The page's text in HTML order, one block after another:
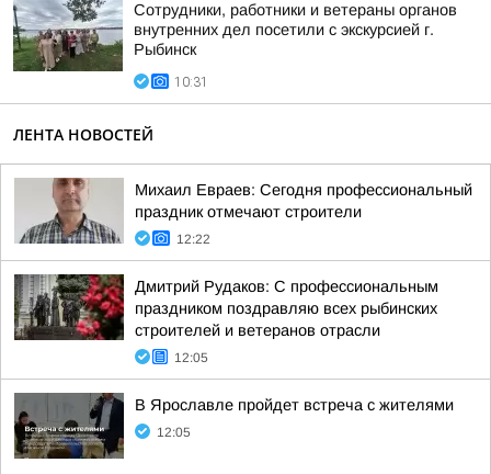
Сотрудники, работники и ветераны органов
внутренних дел посетили с экскурсией г.
Рыбинск
10:31
ЛЕНТА НОВОСТЕЙ
Михаил Евраев: Сегодня профессиональный
праздник отмечают строители
12:22
Дмитрий Рудаков: С профессиональным
праздником поздравляю всех рыбинских
строителей и ветеранов отрасли
12:05
В Ярославле пройдет встреча с жителями
12:05